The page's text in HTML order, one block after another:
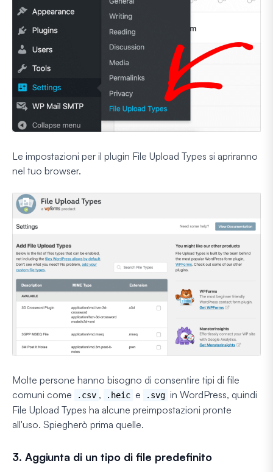
Le impostazioni per il plugin File Upload Types si apriranno
nel tuo browser.
Molte persone hanno bisogno di consentire tipi di file
comuni come
.csv , .heic e .svg in WordPress, quindi
File Upload Types ha alcune preimpostazioni pronte
all'uso. Spiegherò prima quelle.
3. Aggiunta di un tipo di file predefinito